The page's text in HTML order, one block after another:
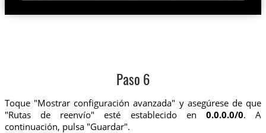
Paso 6
Toque "Mostrar configuración avanzada" y asegúrese de que
"Rutas de reenvío" esté establecido en0.0.0.0/0. A
continuación, pulsa "Guardar".